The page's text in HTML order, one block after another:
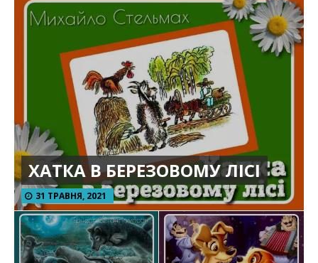
ХАТКА В БЕРЕЗОВОМУ ЛІСІ
31 ТРАВНЯ, 2021